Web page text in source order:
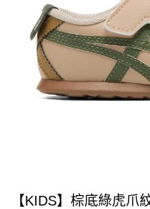
【KIDS】棕底綠虎爪